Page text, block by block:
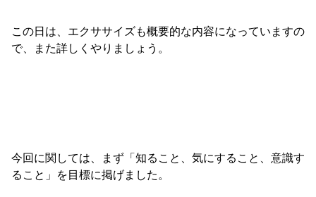
この日は、エクササイズも概要的な内容になっていますの
で、また詳しくやりましょう。
今回に関しては、まず「知ること、気にすること、意識す
ること」を目標に掲げました。